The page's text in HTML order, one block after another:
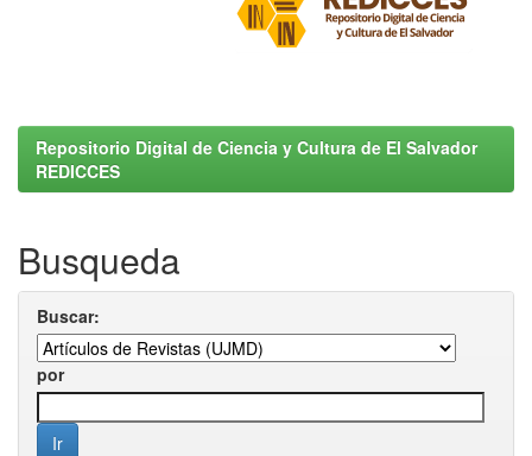
Repositorio Digital de Ciencia y Cultura de El Salvador
REDICCES
Busqueda
Buscar:
por